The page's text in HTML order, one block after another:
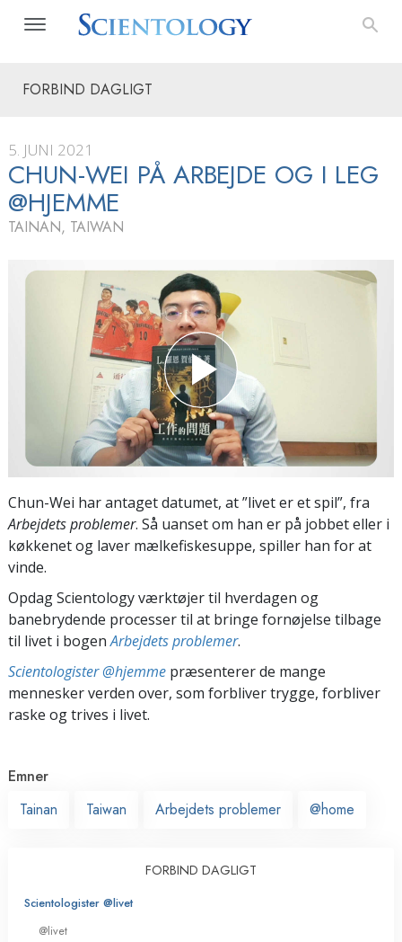
FORBIND DAGLIGT
5. JUNI 2021
CHUN-WEI PÅ ARBEJDE OG I LEG
@HJEMME
TAINAN, TAIWAN
Chun-Wei har antaget datumet, at ”livet er et spil”, fra
Arbejdets problemer. Så uanset om han er på jobbet eller i
køkkenet og laver mælkefiskesuppe, spiller han for at
vinde.
Opdag Scientology værktøjer til hverdagen og
banebrydende processer til at bringe fornøjelse tilbage
til livet i bogenArbejdets problemer.
Scientologister @hjemme præsenterer de mange
mennesker verden over, som forbliver trygge, forbliver
raske og trives i livet.
Emner
Tainan
Taiwan Arbejdets problemer @home
FORBIND DAGLIGT
Scientologister @livet
@livet